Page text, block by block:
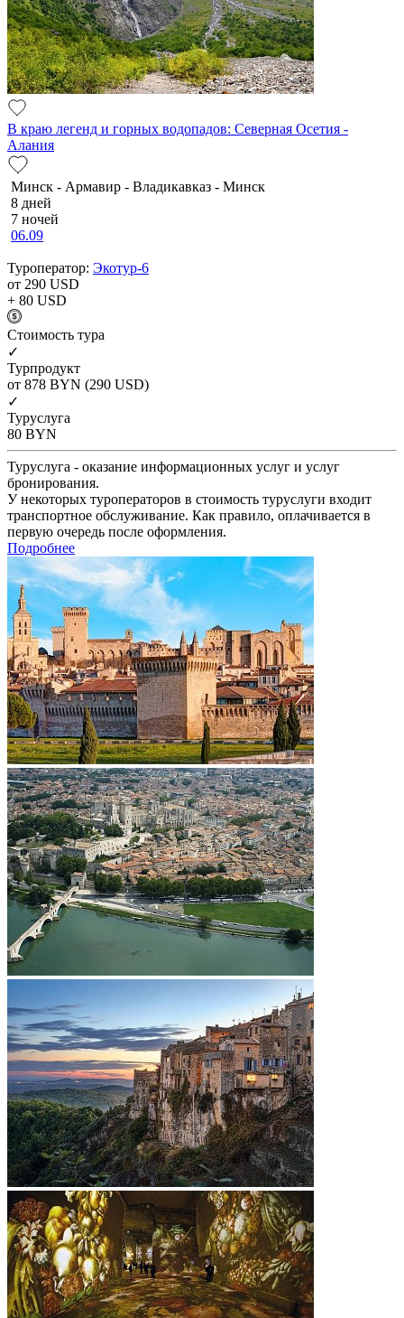
В краю легенд и горных водопадов: Северная Осетия -
Алания
Минск - Армавир - Владикавказ - Минск
8 дней
7 ночей
06.09
Туроператор: Экотур-6
от 290 USD
+ 80 USD
Cтоимость тура
✓
Турпродукт
от 878 BYN (290 USD)
✓
Туруслуга
80 BYN
Туруслуга - оказание информационных услуг и услуг
бронирования.
У некоторых туроператоров в стоимость туруслуги входит
транспортное обслуживание. Как правило, оплачивается в
первую очередь после оформления.
Подробнее